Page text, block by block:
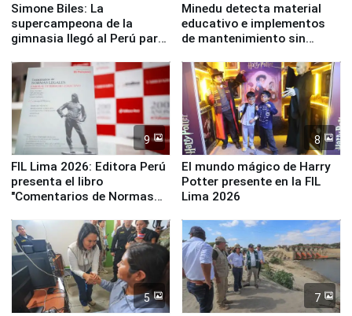
Simone Biles: La
supercampeona de la
gimnasia llegó al Perú para
Panamericanos Lima 2027
Minedu detecta material
educativo e implementos
de mantenimiento sin
la UGEL 2
9
FIL Lima 2026: Editora Perú
presenta el libro
"Comentarios de Normas
Derecho Colectivo"
8
El mundo mágico de Harry
Potter presente en la FIL
Lima 2026
5 7